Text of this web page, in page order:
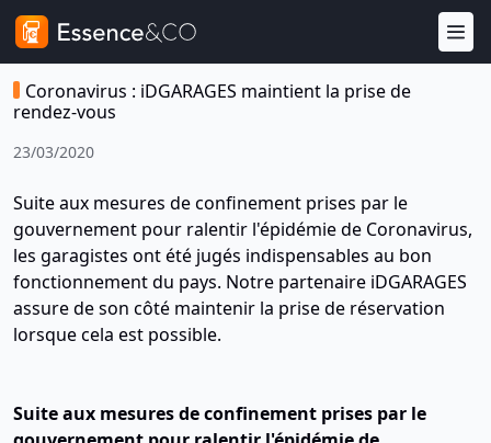
Coronavirus : iDGARAGES maintient la prise de
rendez-vous
23/03/2020
Suite aux mesures de confinement prises par le
gouvernement pour ralentir l'épidémie de Coronavirus,
les garagistes ont été jugés indispensables au bon
fonctionnement du pays. Notre partenaire iDGARAGES
assure de son côté maintenir la prise de réservation
lorsque cela est possible.
Suite aux mesures de confinement prises par le